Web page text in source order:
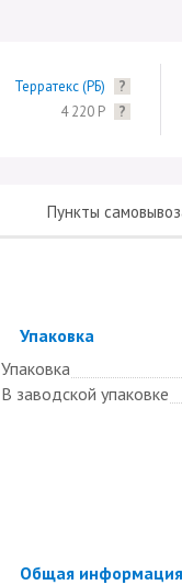
Терратекс (РБ)
?
4 220 Р ?
Пункты
Скрыть
Упаковка
Упаковка
В заводской упаковке
Скрыть
Общая информация